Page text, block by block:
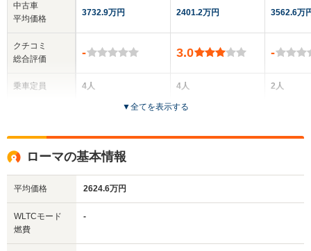
中古車
平均価格
クチコミ
総合評価
乗車定員
サイズ
(全長x全幅x全高)
3732.9万円
-
4人
全高
1.31m
2401.2万円
3.0
4人
2ドア
3562.6万
-
2人
▼全てを表示する
ローマの基本情報
平均価格 2624.6万円
WLTCモード
燃費
-